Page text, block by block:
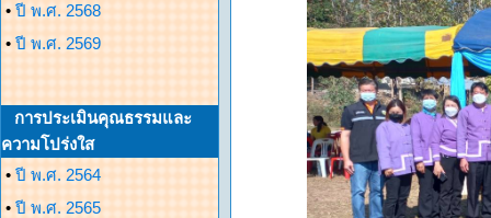
• ปี พ.ศ. 2568
• ปี พ.ศ. 2569
การประเมินคุณธรรมและ
ความโปร่งใส
• ปี พ.ศ. 2564
• ปี พ.ศ. 2565